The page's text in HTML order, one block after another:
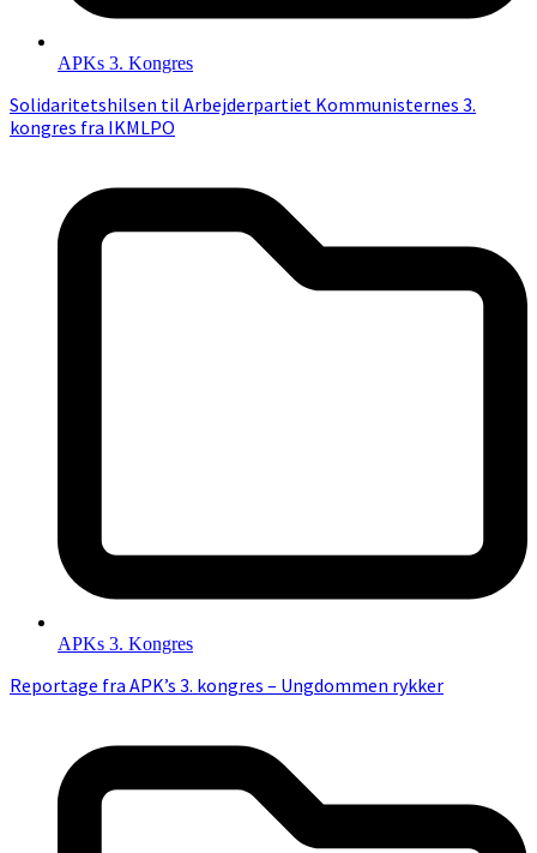
APKs 3. Kongres
Solidaritetshilsen til Arbejderpartiet Kommunisternes 3.
kongres fra IKMLPO
APKs 3. Kongres
Reportage fra APK’s 3. kongres – Ungdommen rykker